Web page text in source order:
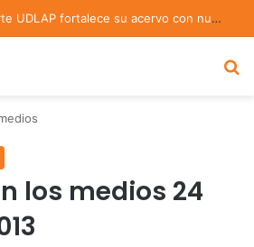
La Colección de Arte UDLAP fortalece su acervo con nuevas obras de artistas emergentes y consolidados
los medios 24